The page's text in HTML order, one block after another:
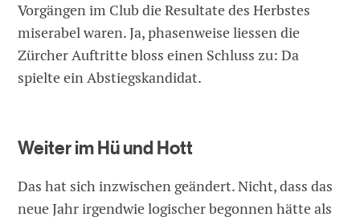
Vorgängen im Club die Resultate des Herbstes
miserabel waren. Ja, phasenweise liessen die
Zürcher Auftritte bloss einen Schluss zu: Da
spielte ein Abstiegskandidat.
Weiter im Hü und Hott
Das hat sich inzwischen geändert. Nicht, dass das
neue Jahr irgendwie logischer begonnen hätte als